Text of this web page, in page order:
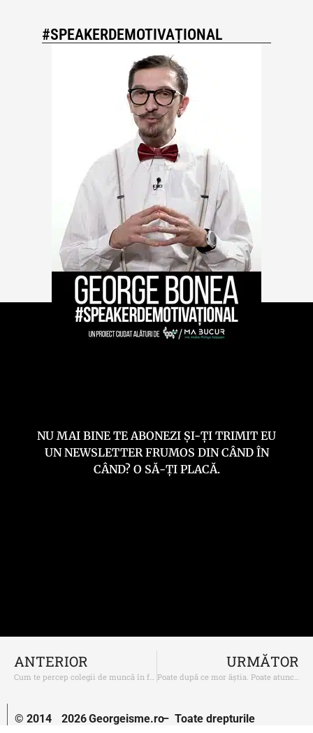
#SPEAKERDEMOTIVAȚIONAL
NU MAI BINE TE ABONEZI ȘI-ȚI TRIMIT EU
UN NEWSLETTER FRUMOS DIN CÂND ÎN
CÂND? O SĂ-ȚI PLACĂ.
ANTERIOR
Cum te percep colegii de muncă în funcție de ce postezi pe net?
URMĂTOR
Poate după ce mor ăștia. Poate atunci o să fie altfel
© 2014
2026Georgeisme.ro– Toate drepturile